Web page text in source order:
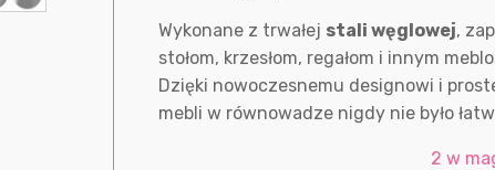
Wykonane z trwałej stali węglowej,
stołom, krzesłom, regałom i innym
Dzięki nowoczesnemu designowi i
mebli w równowadze nigdy nie było
2 w